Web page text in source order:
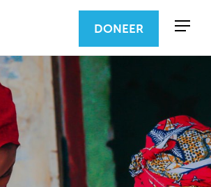
DONEER